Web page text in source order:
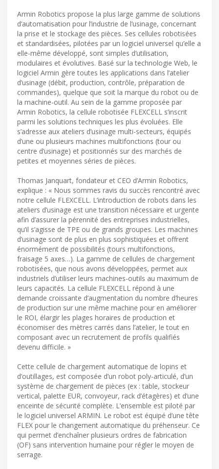
Armin Robotics propose la plus large gamme de solutions
d’automatisation pour l’industrie de l’usinage, concernant
la prise et le stockage des pièces. Ses cellules robotisées
et standardisées, pilotées par un logiciel universel qu’elle a
elle-même développé, sont simples d’utilisation,
modulaires et évolutives. Basé sur la technologie Web, le
logiciel Armin gère toutes les applications dans l’atelier
d’usinage (débit, production, contrôle, préparation de
commandes), quelque que soit la marque du robot ou de
la machine-outil. Au sein de la gamme proposée par
Armin Robotics, la cellule robotisée FLEXCELL s’inscrit
parmi les solutions techniques les plus évoluées. Elle
s’adresse aux ateliers d’usinage multi-secteurs, équipés
d’une ou plusieurs machines multifonctions (tour ou
centre d’usinage) et positionnés sur des marchés de
petites et moyennes séries de pièces.
Thomas Janquart, fondateur et CEO d’Armin Robotics,
explique : « Nous sommes ravis du succès rencontré avec
notre cellule FLEXCELL. L’introduction de robots dans les
ateliers d’usinage est une transition nécessaire et urgente
afin d’assurer la pérennité des entreprises industrielles,
qu’il s’agisse de TPE ou de grands groupes. Les machines
d’usinage sont de plus en plus sophistiquées et offrent
énormément de possibilités (tours multifonctions,
fraisage 5 axes…). La gamme de cellules de chargement
robotisées, que nous avons développées, permet aux
industriels d’utiliser leurs machines-outils au maximum de
leurs capacités. La cellule FLEXCELL répond à une
demande croissante d’augmentation du nombre d’heures
de production sur une même machine pour en améliorer
le ROI, élargir les plages horaires de production et
économiser des mètres carrés dans l’atelier, le tout en
composant avec un recrutement de profils qualifiés
devenu difficile. »
Cette cellule de chargement automatique de lopins et
d’outillages, est composée d’un robot poly-articulé, d’un
système de chargement de pièces (ex : table, stockeur
vertical, palette EUR, convoyeur, rack d’étagères) et d’une
enceinte de sécurité complète. L’ensemble est piloté par
le logiciel universel ARMIN. Le robot est équipé d’une tête
FLEX pour le changement automatique du préhenseur. Ce
qui permet d’enchaîner plusieurs ordres de fabrication
(OF) sans intervention humaine pour régler le moyen de
serrage.